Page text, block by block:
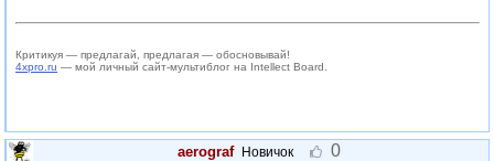
Критикуя — предлагай, предлагая — обосновывай!
4xpro.ru — мой личный сайт-мультиблог на Intellect Board.
aerograf Новичок 0